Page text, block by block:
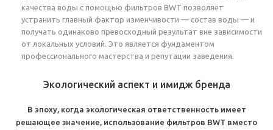
качества воды с помощью фильтров BWT позволяет
устранить главный фактор изменчивости — состав воды — и
получать одинаково превосходный результат вне зависимости
от локальных условий. Это является фундаментом
профессионального мастерства и репутации заведения.
Экологический аспект и имидж бренда
В эпоху, когда экологическая ответственность имеет
решающее значение, использование фильтров BWT вместо